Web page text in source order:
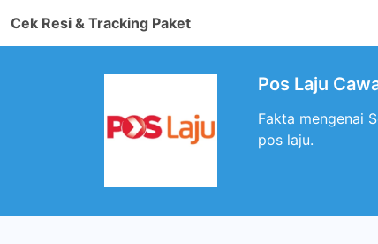
Cek Resi & Tracking Paket
Pos Laju
Fakta mengenai
pos laju.